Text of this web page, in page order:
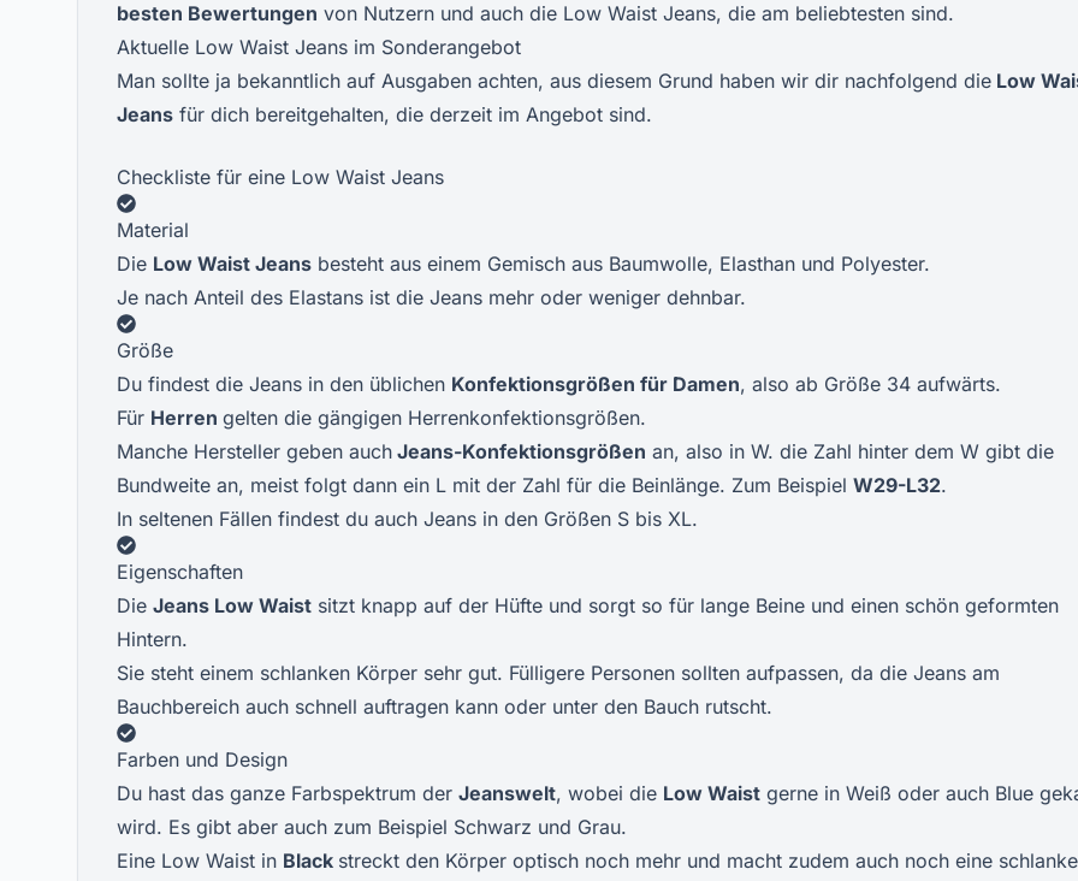
besten Bewertungen von Nutzern und auch die Low Waist Jeans, die am beliebtesten sind.
Aktuelle Low Waist Jeans im Sonderangebot
Man sollte ja bekanntlich auf Ausgaben achten, aus diesem Grund haben wir dir nachfolgend die Low
Jeans für dich bereitgehalten, die derzeit im Angebot sind.
Checkliste für eine Low Waist Jeans
Material
Die Low Waist Jeans besteht aus einem Gemisch aus Baumwolle, Elasthan und Polyester.
Je nach Anteil des Elastans ist die Jeans mehr oder weniger dehnbar.
Größe
Du findest die Jeans in den üblichen Konfektionsgrößen für Damen, also ab Größe 34 aufwärts.
Für Herren gelten die gängigen Herrenkonfektionsgrößen.
Manche Hersteller geben auch Jeans-Konfektionsgrößen an, also in W. die Zahl hinter dem W gibt die
Bundweite an, meist folgt dann ein L mit der Zahl für die Beinlänge. Zum Beispiel W29-L32.
In seltenen Fällen findest du auch Jeans in den Größen S bis XL.
Eigenschaften
Die Jeans Low Waist sitzt knapp auf der Hüfte und sorgt so für lange Beine und einen schön geformten
Hintern.
Sie steht einem schlanken Körper sehr gut. Fülligere Personen sollten aufpassen, da die Jeans am
Bauchbereich auch schnell auftragen kann oder unter den Bauch rutscht.
Farben und Design
Du hast das ganze Farbspektrum der Jeanswelt, wobei die Low Waist gerne in Weiß oder auch Blue
wird. Es gibt aber auch zum Beispiel Schwarz und Grau.
Eine Low Waist in Black streckt den Körper optisch noch mehr und macht zudem auch noch eine schlanke